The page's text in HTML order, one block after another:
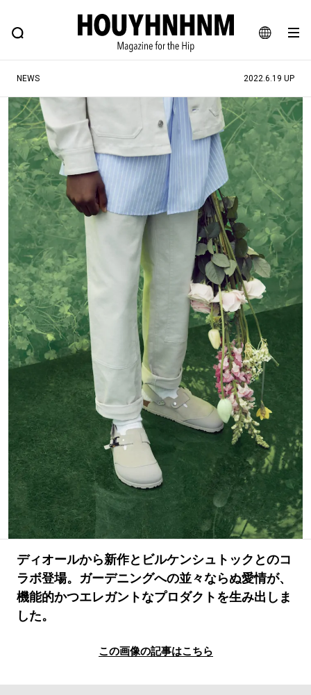
JA
EN
FEATURE BLOG SNAP
ヒップなファッション、カルチャー、ライフスタイルWEBマガジン
#注目のタグ
#SHOPPING ADDICT #憧れの逸品
#ESSENTIAL DESIGNS #古着サミット
#NEW VINTAGE #マイナーグッド図鑑
#路地裏てぃーん。 #MONTHLY JOURNAL
#GH 銘品の所以 #フイナムのYouTube
#Commune H #FOCUS IT #AH.H
#ととけん #FASHION #MUSIC #MOVIE
#LIFESTYLE #SNEAKER #OUTDOOR
#SPORTS #HANDSOME HANDBOOK
NEWS 2022.6.19 UP
ディオールから新作とビルケンシュトックとのコ
ラボ登場。ガーデニングへの並々ならぬ愛情が、
機能的かつエレガントなプロダクトを生み出しま
した。
この画像の記事はこちら